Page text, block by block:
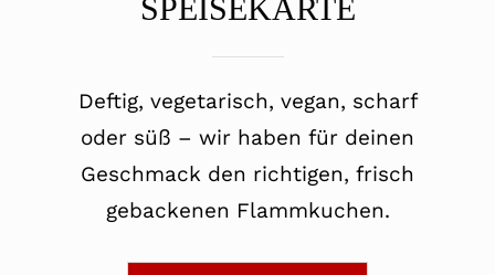
SPEISEKARTE
Deftig, vegetarisch, vegan, scharf
oder süß – wir haben für deinen
Geschmack den richtigen, frisch
gebackenen Flammkuchen.